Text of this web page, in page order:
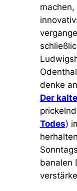
denke
Der
Todes)
banalen